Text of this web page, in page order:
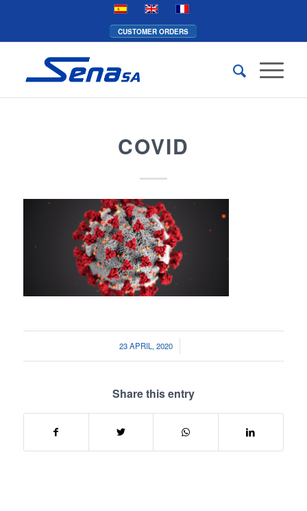
CUSTOMER ORDERS
COVID
23 APRIL, 2020
/
Share this entry